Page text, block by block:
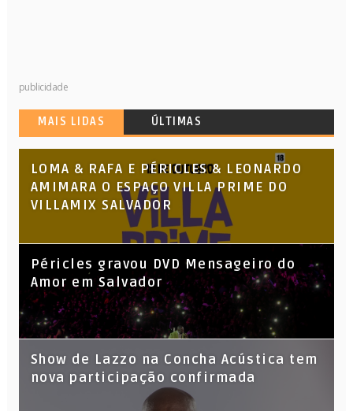
publicidade
MAIS LIDAS ÚLTIMAS
LOMA & RAFA E PÉRICLES & LEONARDO
AMIMARA O ESPAÇO VILLA PRIME DO
VILLAMIX SALVADOR
Péricles gravou DVD Mensageiro do
Amor em Salvador
Show de Lazzo na Concha Acústica tem
nova participação confirmada